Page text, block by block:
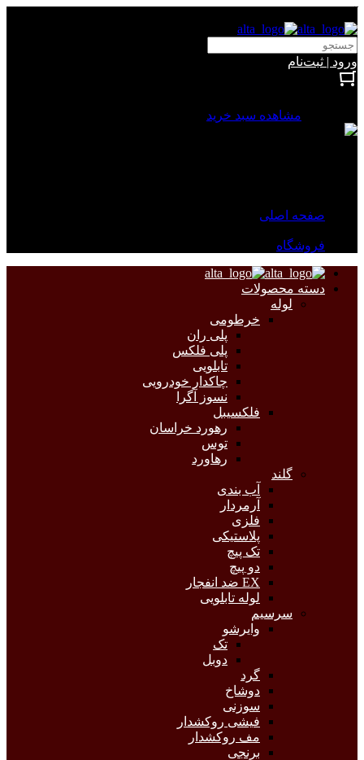
ورود | ثبت‌نام
مشاهده سبد خرید
صفحه اصلی
فروشگاه
دسته محصولات
لوله
خرطومی
پلی ران
پلی فلکس
تابلویی
چاکدار خودرویی
نسوز آگرا
فلکسیبل
رهورد خراسان
توس
رهاورد
گلند
آب بندی
آرمردار
فلزی
پلاستیکی
تک پیچ
دو پیچ
EX ضد انفجار
لوله تابلویی
سرسیم
وایرشو
تک
دوبل
گرد
دوشاخ
سوزنی
فیشی روکشدار
مف روکشدار
برنجی